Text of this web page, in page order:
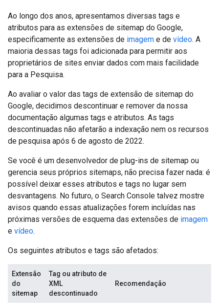
Ao longo dos anos, apresentamos diversas tags e
atributos para as extensões de sitemap do Google,
especificamente as extensões de imagem e de vídeo. A
maioria dessas tags foi adicionada para permitir aos
proprietários de sites enviar dados com mais facilidade
para a Pesquisa.
Ao avaliar o valor das tags de extensão de sitemap do
Google, decidimos descontinuar e remover da nossa
documentação algumas tags e atributos. As tags
descontinuadas não afetarão a indexação nem os recursos
de pesquisa após 6 de agosto de 2022.
Se você é um desenvolvedor de plug-ins de sitemap ou
gerencia seus próprios sitemaps, não precisa fazer nada: é
possível deixar esses atributos e tags no lugar sem
desvantagens. No futuro, o Search Console talvez mostre
avisos quando essas atualizações forem incluídas nas
próximas versões de esquema das extensões de imagem
e vídeo.
Os seguintes atributos e tags são afetados:
Extensão
do
sitemap
Tag ou atributo de
XML
descontinuado
Recomendação